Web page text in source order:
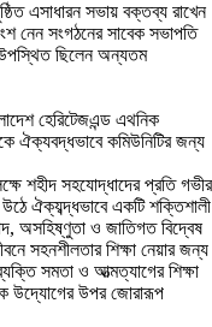
এসাধারন সভায় বক্তব্য রাখেন
নেন সংগঠনের সাবেক সভাপতি
ছিলেন অন্যতম
হেরিটেজএন্ড এথনিক
ঐক্যবদ্ধভাবে কমিউনিটির জন্য
শহীদ সহযোদ্ধাদের প্রতি গভীর
ঐক্যব্দ্ধভাবে একটি শক্তিশালী
অসহিষ্ণুতা ও জাতিগত বিদ্বেষ
সহনশীলতার শিক্ষা নেয়ার জন্য
সমতা ও আত্মত্যাগের শিক্ষা
উদ্যোগের উপর জোরারূপ